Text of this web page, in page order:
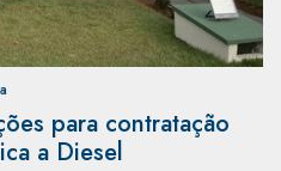
para contratação
a Diesel